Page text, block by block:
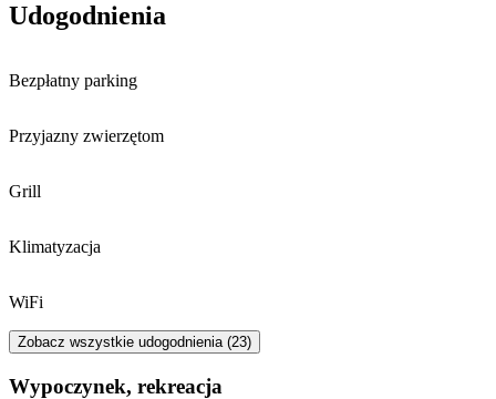
Udogodnienia
Bezpłatny parking
Przyjazny zwierzętom
Grill
Klimatyzacja
WiFi
Zobacz wszystkie udogodnienia (23)
Wypoczynek, rekreacja